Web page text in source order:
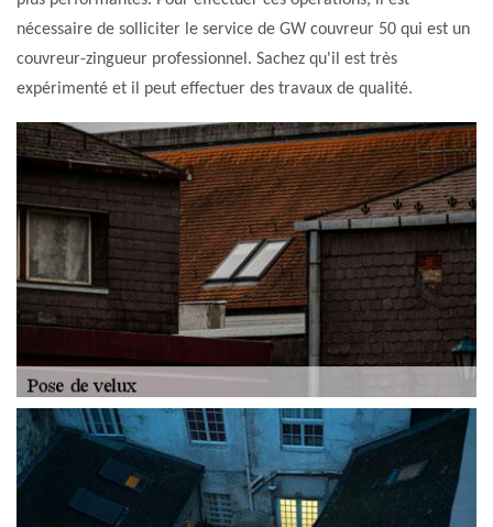
nécessaire de solliciter le service de GW couvreur 50 qui est un
couvreur-zingueur professionnel. Sachez qu'il est très
expérimenté et il peut effectuer des travaux de qualité.